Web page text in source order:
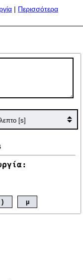
| Περισσότερα
) µ